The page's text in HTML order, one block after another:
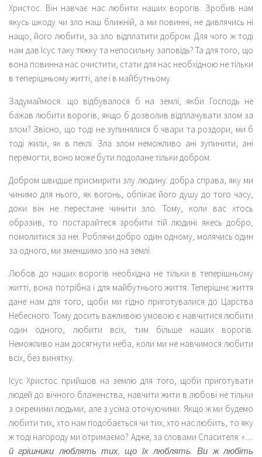
Христос. Він навчає нас любити наших ворогів. Зробив нам
якусь шкоду чи зло наш ближній, а ми повинні, не дивлячись ні
нащо, його любити, за зло відплатити добром. Для чого ж тоді
нам дав Ісус таку тяжку та непосильну заповідь? Та для того, що
вона повинна нас очистити, стати для нас необхідною не тільки
в теперішньому житті, але і в майбутньому.
Задумаймося: що відбувалося б на землі, якби Господь не
бажав любити ворогів, якщо б дозволив відплачувати злом за
злом? Звісно, що тоді не зупинялися б чвари та роздори, ми б
тоді жили, як в пеклі. Зла злом неможливо ані зупинити, ані
перемогти, воно може бути подолане тільки добром.
Добром швидше присмирити злу людину: добра справа, яку ми
чинимо для нього, як вогонь, обпікає його душу до того часу,
доки він не перестане чинити зло. Тому, коли вас хтось
образив, то постарайтеся зробити тій людині якесь добро,
помолитися за неї. Роблячи добро один одному, молячись один
за одного, ми зменшимо зло на землі.
Любов до наших ворогів необхідна не тільки в теперішньому
житті, вона потрібна і для майбутнього життя. Теперішнє життя
дане нам для того, щоби ми гідно приготувалися до Царства
Небесного. Тому досить важливою умовою є навчитися любити
один одного, любити всіх, тим більше наших ворогів.
Неможливо нам досягнути неба, коли ми не навчимося любити
всіх, без винятку.
Ісус Христос прийшов на землю для того, щоби приготувати
людей до вічного блаженства, навчити жити в любові не тільки
з окремими людьми, але з усіма оточуючими. Якщо ж ми будемо
любити тих, хто нам подобається чи тих, хто нас любить, то яку
ж тоді нагороду ми отримаємо? Адже, за словами Спасителя: «…
й грішники люблять тих, що їх люблять. Ви ж любіть